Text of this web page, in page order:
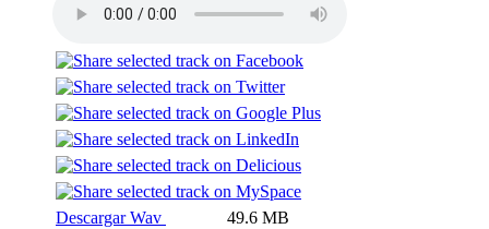
Descargar Wav 49.6 MB